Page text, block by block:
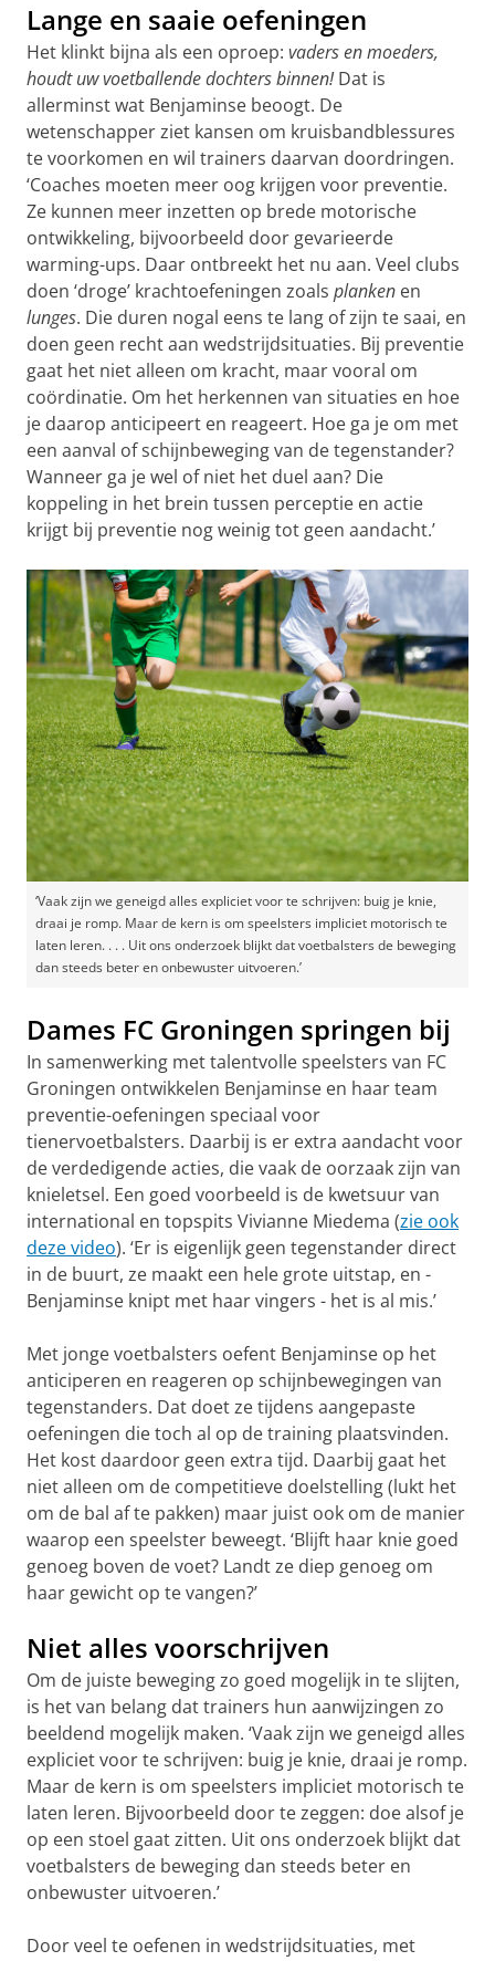
Lange en saaie oefeningen
Het klinkt bijna als een oproep: vaders en moeders,
houdt uw voetballende dochters binnen!Dat is
allerminst wat Benjaminse beoogt. De
wetenschapper ziet kansen om kruisbandblessures
te voorkomen en wil trainers daarvan doordringen.
‘Coaches moeten meer oog krijgen voor preventie.
Ze kunnen meer inzetten op brede motorische
ontwikkeling, bijvoorbeeld door gevarieerde
warming-ups. Daar ontbreekt het nu aan. Veel clubs
doen ‘droge’ krachtoefeningen zoals planken en
lunges. Die duren nogal eens te lang of zijn te saai, en
doen geen recht aan wedstrijdsituaties. Bij preventie
gaat het niet alleen om kracht, maar vooral om
coördinatie. Om het herkennen van situaties en hoe
je daarop anticipeert en reageert. Hoe ga je om met
een aanval of schijnbeweging van de tegenstander?
Wanneer ga je wel of niet het duel aan? Die
koppeling in het brein tussen perceptie en actie
krijgt bij preventie nog weinig tot geen aandacht.’
‘Vaak zijn we geneigd alles expliciet voor te schrijven: buig je knie,
draai je romp. Maar de kern is om speelsters impliciet motorisch te
laten leren. . . . Uit ons onderzoek blijkt dat voetbalsters de beweging
dan steeds beter en onbewuster uitvoeren.’
Dames FC Groningen springen bij
In samenwerking met talentvolle speelsters van FC
Groningen ontwikkelen Benjaminse en haar team
preventie-oefeningen speciaal voor
tienervoetbalsters. Daarbij is er extra aandacht voor
de verdedigende acties, die vaak de oorzaak zijn van
knieletsel. Een goed voorbeeld is de kwetsuur van
international en topspits Vivianne Miedema (zie ook
deze video). ‘Er is eigenlijk geen tegenstander direct
in de buurt, ze maakt een hele grote uitstap, en -
Benjaminse knipt met haar vingers - het is al mis.’
Met jonge voetbalsters oefent Benjaminse op het
anticiperen en reageren op schijnbewegingen van
tegenstanders. Dat doet ze tijdens aangepaste
oefeningen die toch al op de training plaatsvinden.
Het kost daardoor geen extra tijd. Daarbij gaat het
niet alleen om de competitieve doelstelling (lukt het
om de bal af te pakken) maar juist ook om de manier
waarop een speelster beweegt. ‘Blijft haar knie goed
genoeg boven de voet? Landt ze diep genoeg om
haar gewicht op te vangen?’
Niet alles voorschrijven
Om de juiste beweging zo goed mogelijk in te slijten,
is het van belang dat trainers hun aanwijzingen zo
beeldend mogelijk maken. ‘Vaak zijn we geneigd alles
expliciet voor te schrijven: buig je knie, draai je romp.
Maar de kern is om speelsters impliciet motorisch te
laten leren. Bijvoorbeeld door te zeggen: doe alsof je
op een stoel gaat zitten. Uit ons onderzoek blijkt dat
voetbalsters de beweging dan steeds beter en
onbewuster uitvoeren.’
Door veel te oefenen in wedstrijdsituaties, met